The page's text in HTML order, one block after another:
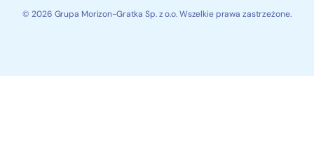
© 2026 Grupa Morizon-Gratka Sp. z o.o. Wszelkie prawa zastrzeżone.